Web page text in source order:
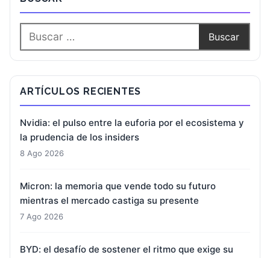
ARTÍCULOS RECIENTES
Nvidia: el pulso entre la euforia por el ecosistema y
la prudencia de los insiders
8 Ago 2026
Micron: la memoria que vende todo su futuro
mientras el mercado castiga su presente
7 Ago 2026
BYD: el desafío de sostener el ritmo que exige su